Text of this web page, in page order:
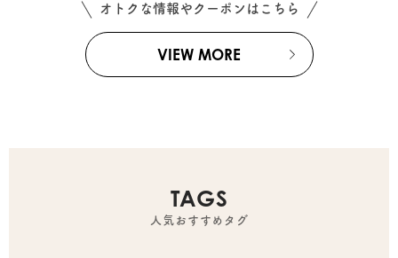
オトクな情報やクーポンはこちら
VIEW MORE
TAGS
人気おすすめタグ